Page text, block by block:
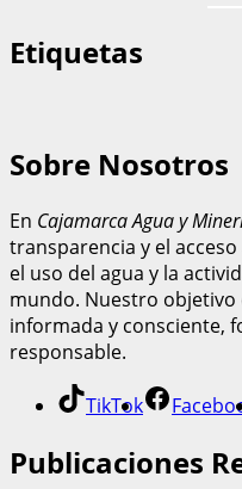
Etiquetas
Sobre Nosotros
En Cajamarca Agua y
transparencia y el
el uso del agua y la
mundo. Nuestro
informada y consciente,
responsable.
TikTok
Publicaciones